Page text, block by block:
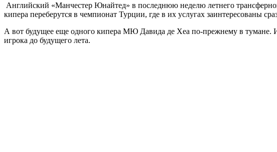
Английский «Манчестер Юнайтед» в последнюю неделю летнего
кипера переберутся в чемпионат Турции, где в их услугах заинтересованы
А вот будущее еще одного кипера МЮ Давида де Хеа по-прежнему в тумане.
игрока до будущего лета.